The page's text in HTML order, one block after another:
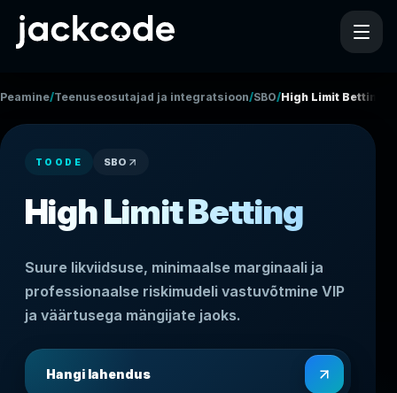
Peamine/Teenuseosutajad ja integratsioonid
/SBO/High Limit Betting
TOODE SBO
High Limit Betting
Suure likviidsuse, minimaalse marginaali ja
professionaalse riskimudeli vastuvõtmine VIP
ja väärtusega mängijate jaoks.
Hangi lahendus